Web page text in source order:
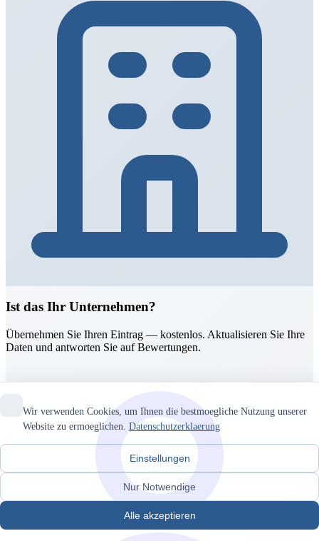
Ist das Ihr Unternehmen?
Übernehmen Sie Ihren Eintrag — kostenlos. Aktualisieren Sie Ihre
Daten und antworten Sie auf Bewertungen.
Wir verwenden Cookies, um Ihnen die bestmoegliche Nutzung unserer
Website zu ermoeglichen. Datenschutzerklaerung
Einstellungen
Nur Notwendige
Alle akzeptieren